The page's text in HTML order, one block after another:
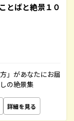
とばと絶景１０
」があなたにお届
の絶景集
詳細を見る